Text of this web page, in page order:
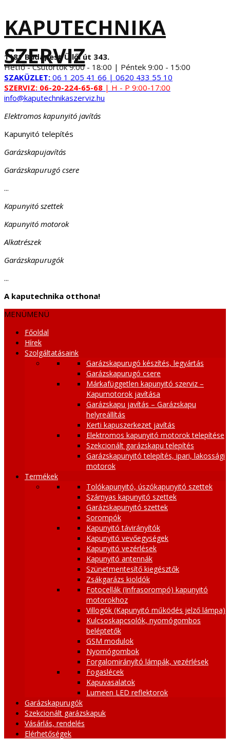
KAPUTECHNIKA
SZERVIZ
1181 Budapest Üllői út 343.
Hétfő - Csütörtök 9:00 - 18:00 | Péntek 9:00 - 15:00
SZAKÜZLET: 06 1 205 41 66 | 0620 433 55 10
SZERVIZ: 06-20-224-65-68 | H - P 9:00-17:00
info@kaputechnikaszerviz.hu
Elektromos kapunyitó javítás
Kapunyitó telepítés
Garázskapujavítás
Garázskapurugó csere
...
Kapunyitó szettek
Kapunyitó motorok
Alkatrészek
Garázskapurugók
...
A kaputechnika otthona!
MENÜMENÜ
Főoldal
Hírek
Szolgáltatásaink
Garázskapurugó készítés, legyártás
Garázskapurugó csere
Márkafüggetlen kapunyitó szerviz –
Kapumotorok javítása
Garázskapu javítás – Garázskapu
helyreállítás
Kerti kapuszerkezet javítás
Elektromos kapunyitó motorok telepítése
Szekcionált garázskapu telepítés
Garázskapunyitó telepítés, ipari, lakossági
motorok
Termékek
Tolókapunyitó, úszókapunyitó szettek
Szárnyas kapunyitó szettek
Garázskapunyitó szettek
Sorompók
Kapunyitó távirányítók
Kapunyitó vevőegységek
Kapunyitó vezérlések
Kapunyitó antennák
Szünetmentesítő kiegésztők
Zsákgarázs kioldók
Fotocellák (Infrasorompó) kapunyitó
motorokhoz
Villogók (Kapunyitó működés jelző lámpa)
Kulcsoskapcsolók, nyomógombos
beléptetők
GSM modulok
Nyomógombok
Forgalomirányító lámpák, vezérlések
Fogaslécek
Kapuvasalatok
Lumeen LED reflektorok
Garázskapurugók
Szekcionált garázskapuk
Vásárlás, rendelés
Elérhetőségek